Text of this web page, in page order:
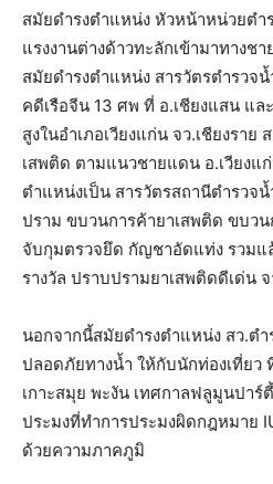
สมัยดำรงตำแหน่ง หัวหน้าหน่วยต
แรงงานต่างด้าวทะลักเข้ามาทางช
สมัยดำรงตำแหน่ง สารวัตรตำรวจ
คดีเรือจีน 13 ศพ ที่ อ.เชียงแสน แ
สูงในอำเภอเวียงแก่น จว.เชียงรา
เสพติด ตามแนวชายแดน อ.เวียงแ
ตำแหน่งเป็น สารวัตรสถานีตำรวจ
ปราม ขบวนการค้ายาเสพติด ขบว
จับกุมตรวจยึด กัญชาอัดแท่ง รวมแ
รางวัล ปราบปรามยาเสพติดดีเด่น
นอกจากนี้สมัยดำรงตำแหน่ง สว.ต
ปลอดภัยทางน้ำ ให้กับนักท่องเที่ยว
เกาะสมุย พะงัน เทศกาลฟลูมูนปาร์
ประมงที่ทำการประมงผิดกฎหมาย
ด้วยความภาคภูมิ